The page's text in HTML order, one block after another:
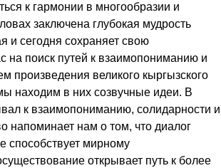
к гармонии в многообразии и
заключена глубокая мудрость
и сегодня сохраняет свою
на поиск путей к взаимопониманию и
произведения великого кыргызского
находим в них созвучные идеи. В
к взаимопониманию, солидарности и
напоминает нам о том, что диалог
способствует мирному
открывает путь к более